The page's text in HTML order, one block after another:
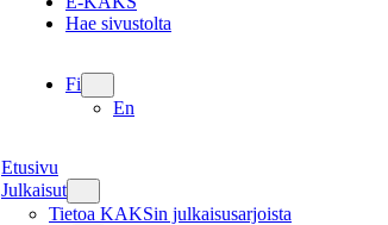
Hae sivustolta
Fi
En
Etusivu
Julkaisut
Tietoa KAKSin julkaisusarjoista